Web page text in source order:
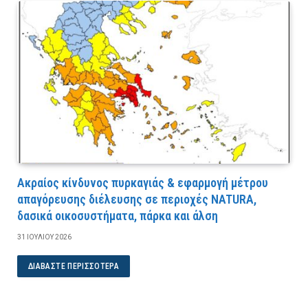
Ακραίος κίνδυνος πυρκαγιάς & εφαρμογή μέτρου
απαγόρευσης διέλευσης σε περιοχές NATURA,
δασικά οικοσυστήματα, πάρκα και άλση
31 ΙΟΥΛΊΟΥ 2026
ΔΙΑΒΆΣΤΕ ΠΕΡΙΣΣΌΤΕΡΑ